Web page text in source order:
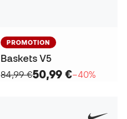
PROMOTION
Baskets V5
84,99 €50,99 €−40%